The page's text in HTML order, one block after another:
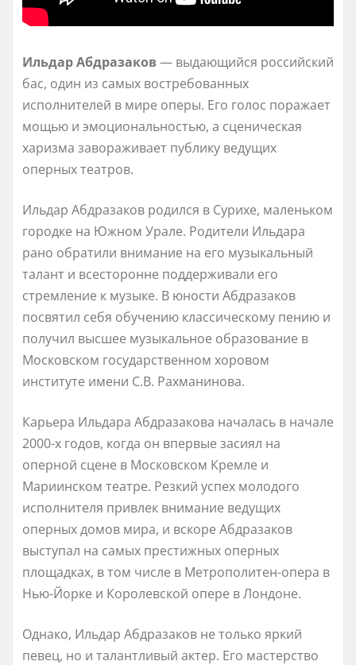
Ильдар Абдразаков— выдающийся российский
бас, один из самых востребованных
исполнителей в мире оперы. Его голос поражает
мощью и эмоциональностью, а сценическая
харизма завораживает публику ведущих
оперных театров.
Ильдар Абдразаков родился в Сурихе, маленьком
городке на Южном Урале. Родители Ильдара
рано обратили внимание на его музыкальный
талант и всесторонне поддерживали его
стремление к музыке. В юности Абдразаков
посвятил себя обучению классическому пению и
получил высшее музыкальное образование в
Московском государственном хоровом
институте имени С.В. Рахманинова.
Карьера Ильдара Абдразакова началась в начале
2000-х годов, когда он впервые засиял на
оперной сцене в Московском Кремле и
Мариинском театре. Резкий успех молодого
исполнителя привлек внимание ведущих
оперных домов мира, и вскоре Абдразаков
выступал на самых престижных оперных
площадках, в том числе в Метрополитен-опера в
Нью-Йорке и Королевской опере в Лондоне.
Однако, Ильдар Абдразаков не только яркий
певец, но и талантливый актер. Его мастерство